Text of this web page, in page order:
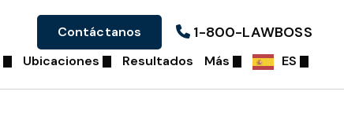
Contáctanos 1-800-LAWBOSS
Ubicaciones Resultados Más ES